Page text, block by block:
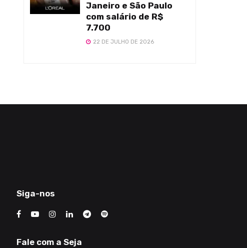
Janeiro e São Paulo
com salário de R$
7.700
22 DE JULHO DE 2026
Siga-nos
Fale com a Seja